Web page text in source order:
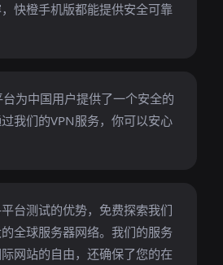
快橙手机版都能提供安全可靠
为中国用户提供了一个安全的
我们的VPN服务，你可以安心
台测试的优势，免费探索我们
全球服务器网络。我们的服务
网站的自由，还确保了您的在